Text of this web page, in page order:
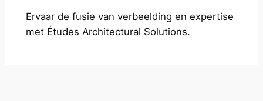
Ervaar de fusie van verbeelding en expertise
met Études Architectural Solutions.